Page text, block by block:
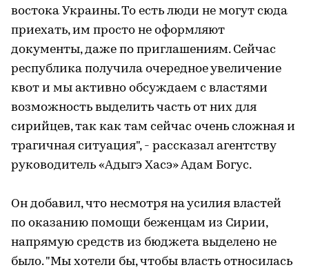
востока Украины. То есть люди не могут сюда
приехать, им просто не оформляют
документы, даже по приглашениям. Сейчас
республика получила очередное увеличение
квот и мы активно обсуждаем с властями
возможность выделить часть от них для
сирийцев, так как там сейчас очень сложная и
трагичная ситуация", - рассказал агентству
руководитель «Адыгэ Хасэ» Адам Богус.
Он добавил, что несмотря на усилия властей
по оказанию помощи беженцам из Сирии,
напрямую средств из бюджета выделено не
было. "Мы хотели бы, чтобы власть относилась